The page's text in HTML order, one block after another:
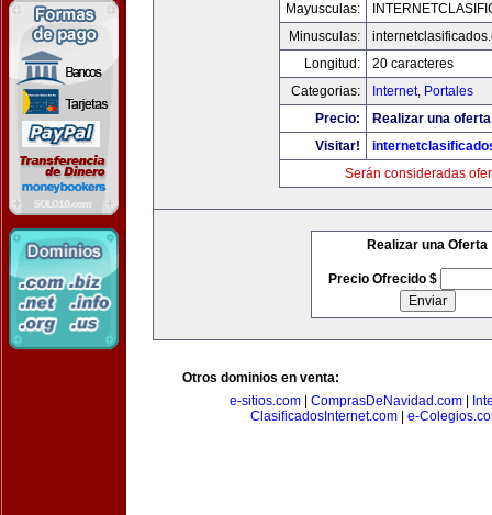
Mayusculas:
Minusculas:
Longitud:
20 caracteres
Categorias:
Internet, Portales
Precio:
Realizar una
Visitar!
Serán consideradas
Realizar una Oferta
Precio Ofrecido $
Otros dominios en venta:
e-sitios.com| ComprasDeNavidad.com|
ClasificadosInternet.com| e-